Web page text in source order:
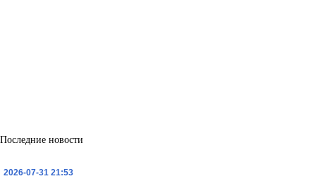
Последние новости
2026-07-31 21:53